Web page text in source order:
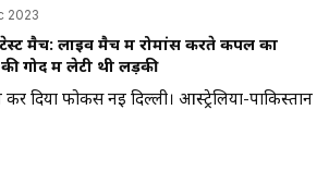
2023
टेस्ट मैच: लाइव मैच में रोमांस करते कपल का
गोद में लेटी थी लड़की
दिया फोकस नई दिल्ली। आस्ट्रेलिया-पाकिस्तान